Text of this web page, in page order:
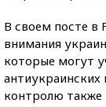
В своем посте в
внимания
которые могут
контролю также